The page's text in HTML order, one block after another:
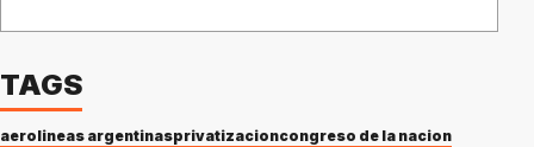
TAGS
aerolineas argentinasprivatizacioncongreso de la nacion